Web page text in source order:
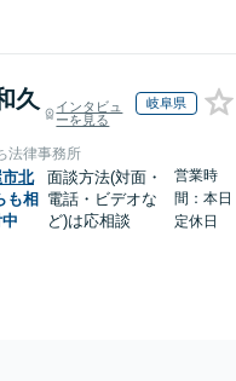
久
インタビュ
ーを見る
岐阜県
法律事務所
北
も相
面談方法(対面・
電話・ビデオな
ど)は応相談
営業時
間：本日
定休日